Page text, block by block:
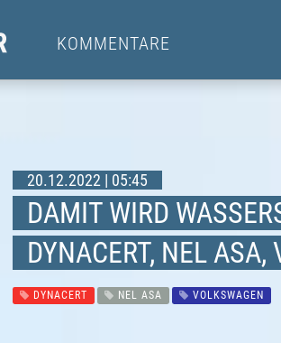
KOMMENTARE
20.12.2022 | 05:45
DAMIT WIRD
DYNACERT, NEL
DYNACERT NEL ASA VOLKSWAGEN